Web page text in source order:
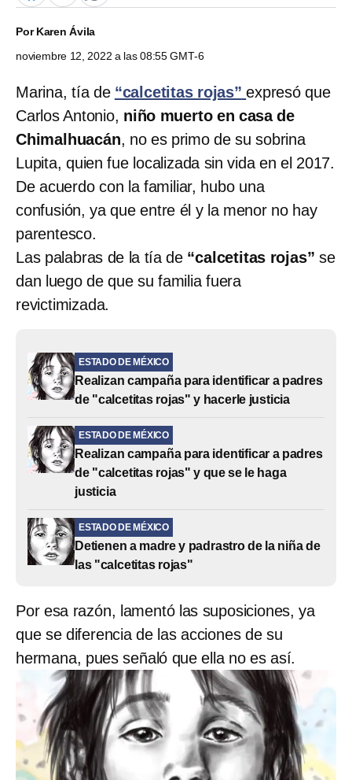
PorKaren Ávila
noviembre 12, 2022 a las 08:55 GMT-6
Marina, tía de “calcetitas rojas” expresó que
Carlos Antonio, niño muerto en casa de
Chimalhuacán, no es primo de su sobrina
Lupita, quien fue localizada sin vida en el 2017.
De acuerdo con la familiar, hubo una
confusión, ya que entre él y la menor no hay
parentesco.
Las palabras de la tía de “calcetitas rojas” se
dan luego de que su familia fuera
revictimizada.
ESTADO DE MÉXICO
Realizan campaña para identificar a padres
de "calcetitas rojas" y hacerle justicia
ESTADO DE MÉXICO
Realizan campaña para identificar a padres
de "calcetitas rojas" y que se le haga
justicia
ESTADO DE MÉXICO
Detienen a madre y padrastro de la niña de
las "calcetitas rojas"
Por esa razón, lamentó las suposiciones, ya
que se diferencia de las acciones de su
hermana, pues señaló que ella no es así.